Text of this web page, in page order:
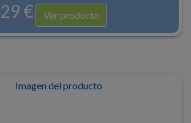
29 € Ver producto